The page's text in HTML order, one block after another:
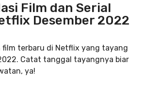
Film dan Serial
Desember 2022
film terbaru di Netflix yang tayang
Catat tanggal tayangnya biar
ya!